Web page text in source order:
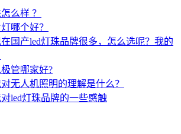
么样 ？
哪个好？
国产led灯珠品牌很多，怎么选呢？我的
管哪家好?
无人机照明的理解是什么？
led灯珠品牌的一些感触